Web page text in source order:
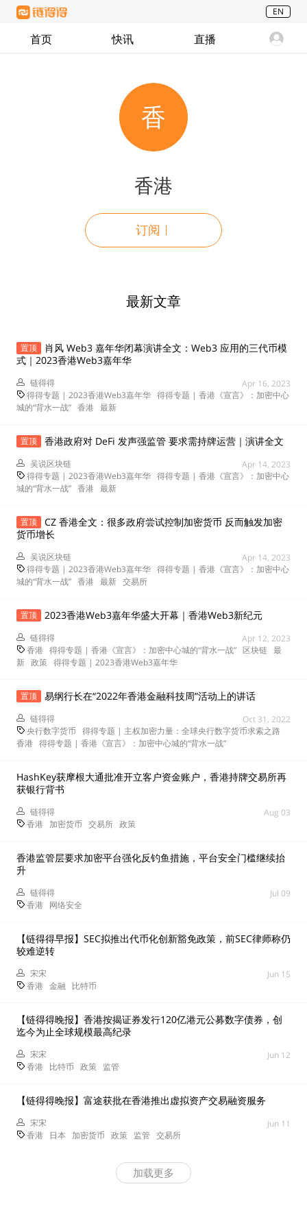
EN
首页 快讯 直播
香
香港
订阅
最新文章
置顶
肖风 Web3 嘉年华闭幕演讲全文：Web3 应用的三代币模
式｜2023香港Web3嘉年华
链得得
Apr 16, 2023
得得专题 | 2023香港Web3嘉年华 得得专题 | 香港《宣言》：加密中心
城的“背水一战” 香港 最新
置顶 香港政府对 DeFi 发声强监管 要求需持牌运营｜演讲全文
吴说区块链
Apr 14, 2023
得得专题 | 2023香港Web3嘉年华 得得专题 | 香港《宣言》：加密中心
城的“背水一战” 香港 最新
置顶
CZ 香港全文：很多政府尝试控制加密货币 反而触发加密
货币增长
吴说区块链
Apr 14, 2023
得得专题 | 2023香港Web3嘉年华 得得专题 | 香港《宣言》：加密中心
城的“背水一战” 香港 最新 交易所
置顶 2023香港Web3嘉年华盛大开幕｜香港Web3新纪元
链得得
Apr 12, 2023
香港 得得专题 | 香港《宣言》：加密中心城的“背水一战” 区块链 最
新 政策 得得专题 | 2023香港Web3嘉年华
置顶 易纲行长在“2022年香港金融科技周”活动上的讲话
链得得
Oct 31, 2022
央行数字货币 得得专题 | 主权加密力量：全球央行数字货币求索之路
香港 得得专题 | 香港《宣言》：加密中心城的“背水一战”
HashKey获摩根大通批准开立客户资金账户，香港持牌交易所再
获银行背书
链得得
Aug 03
香港 加密货币 交易所 政策
香港监管层要求加密平台强化反钓鱼措施，平台安全门槛继续抬
升
链得得
Jul 09
香港 网络安全
【链得得早报】SEC拟推出代币化创新豁免政策，前SEC律师称仍
较难逆转
宋宋
Jun 15
香港 金融 比特币
【链得得晚报】香港按揭证券发行120亿港元公募数字债券，创
迄今为止全球规模最高纪录
宋宋
Jun 12
香港 比特币 政策 监管
【链得得晚报】富途获批在香港推出虚拟资产交易融资服务
宋宋
Jun 11
香港
日本 加密货币 政策 监管 交易所
加载更多